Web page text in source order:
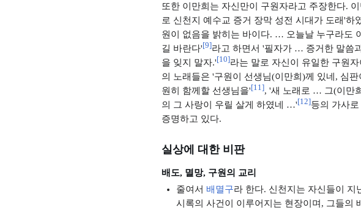
또한 이만희는 자신만이 구원자라고 주장한다.
로 신천지 예수교 증거 장막 성전 시대가 도래'하
원이 없음을 밝히는 바이다. … 오늘날 누구라도
길 바란다'[9]라고 하면서 '필자가 … 증거한 말씀
을 잊지 말자.'[10]라는 말로 자신이 유일한 구원
의 노래들은 '구원이 선생님(이만희)께 있네, 심
원히 함께할 선생님을'[11], '새 노래로 … 그(이만
의 그 사랑이 우릴 살게 하였네 …'[12]등의 가사
증명하고 있다.
실상에 대한 비판
배도, 멸망, 구원의 교리
줄여서 배멸구라 한다. 신천지는 자신들이 지
시록의 사건이 이루어지는 현장이며, 그들의